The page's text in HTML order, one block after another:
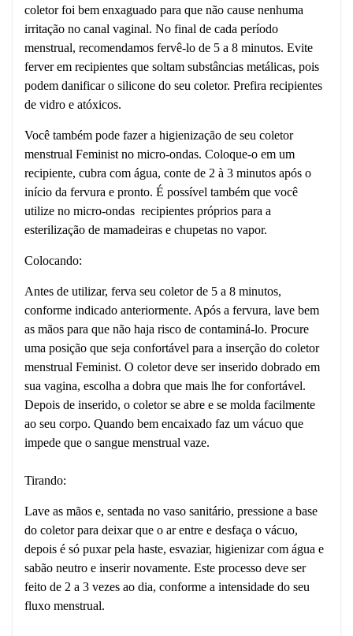
coletor foi bem enxaguado para que não cause nenhuma
irritação no canal vaginal. No final de cada período
menstrual, recomendamos fervê-lo de 5 a 8 minutos. Evite
ferver em recipientes que soltam substâncias metálicas, pois
podem danificar o silicone do seu coletor. Prefira recipientes
de vidro e atóxicos.
Você também pode fazer a higienização de seu coletor
menstrual Feminist no micro-ondas. Coloque-o em um
recipiente, cubra com água, conte de 2 à 3 minutos após o
início da fervura e pronto. É possível também que você
utilize no micro-ondas recipientes próprios para a
esterilização de mamadeiras e chupetas no vapor.
Colocando:
Antes de utilizar, ferva seu coletor de 5 a 8 minutos,
conforme indicado anteriormente. Após a fervura, lave bem
as mãos para que não haja risco de contaminá-lo. Procure
uma posição que seja confortável para a inserção do coletor
menstrual Feminist. O coletor deve ser inserido dobrado em
sua vagina, escolha a dobra que mais lhe for confortável.
Depois de inserido, o coletor se abre e se molda facilmente
ao seu corpo. Quando bem encaixado faz um vácuo que
impede que o sangue menstrual vaze.
Tirando:
Lave as mãos e, sentada no vaso sanitário, pressione a base
do coletor para deixar que o ar entre e desfaça o vácuo,
depois é só puxar pela haste, esvaziar, higienizar com água e
sabão neutro e inserir novamente. Este processo deve ser
feito de 2 a 3 vezes ao dia, conforme a intensidade do seu
fluxo menstrual.